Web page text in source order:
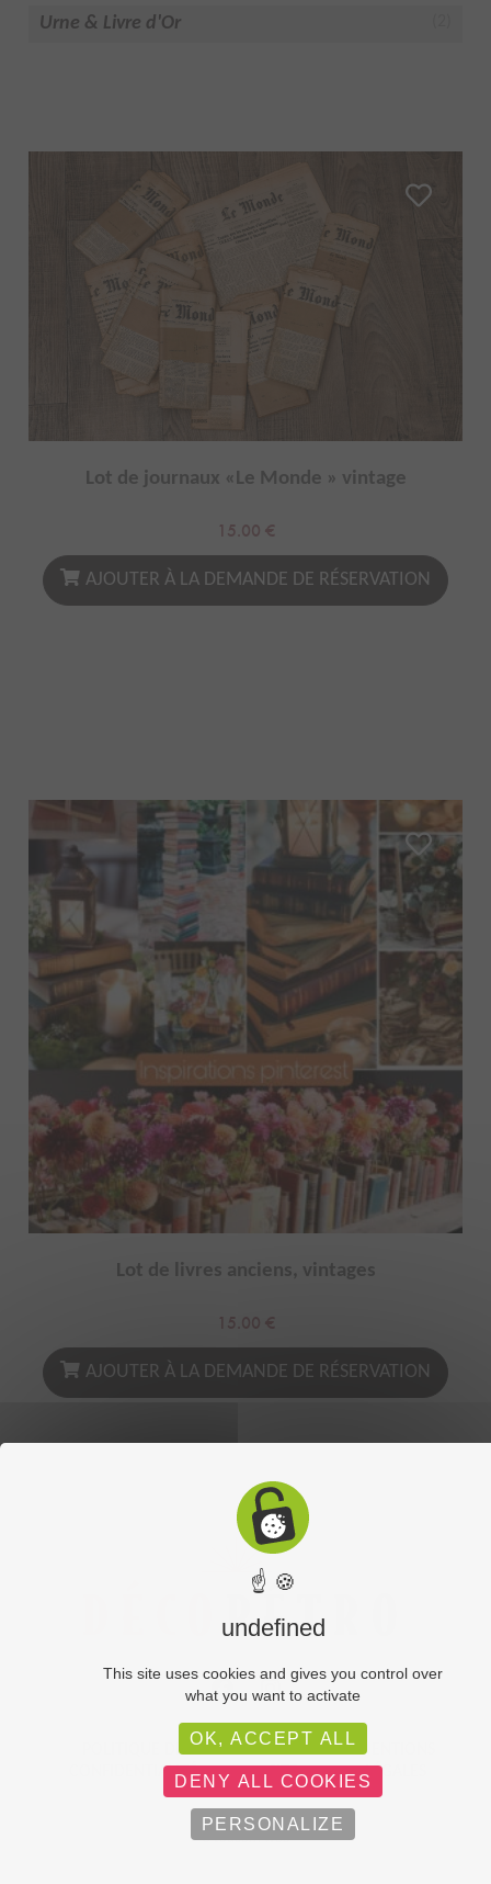
Lot de journaux «Le Monde » vintage
15.00 €
AJOUTER À LA DEMANDE DE RÉSERVATION
Lot de livres anciens, vintages
15.00 €
AJOUTER À LA DEMANDE DE RÉSERVATION
Urne & Livre d'Or
POLITIQUE DE
CONFIDENTIALITÉ
PLAN DU
SITE
MENTIONS
LÉGALES
C-toucom web
☝ 🍪
undefined
This site uses cookies and gives you control over
what you want to activate
OK, ACCEPT ALL
DENY ALL COOKIES
PERSONALIZE